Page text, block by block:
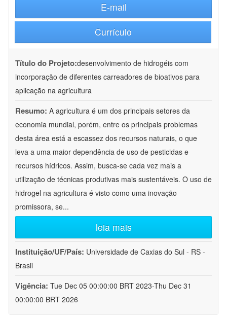
E-mail
Currículo
Título do Projeto:desenvolvimento de hidrogéis com
incorporação de diferentes carreadores de bioativos para
aplicação na agricultura
Resumo: A agricultura é um dos principais setores da
economia mundial, porém, entre os principais problemas
desta área está a escassez dos recursos naturais, o que
leva a uma maior dependência de uso de pesticidas e
recursos hídricos. Assim, busca-se cada vez mais a
utilização de técnicas produtivas mais sustentáveis. O uso de
hidrogel na agricultura é visto como uma inovação
promissora, se...
leia mais
Instituição/UF/País: Universidade de Caxias do Sul - RS -
Brasil
Vigência: Tue Dec 05 00:00:00 BRT 2023-Thu Dec 31
00:00:00 BRT 2026